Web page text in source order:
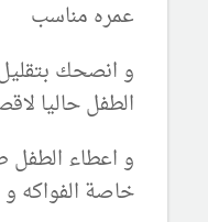
عمره مناسب
و انصحك
الطفل حاليا
و اعطاء الطفل
خاصة الفواكه